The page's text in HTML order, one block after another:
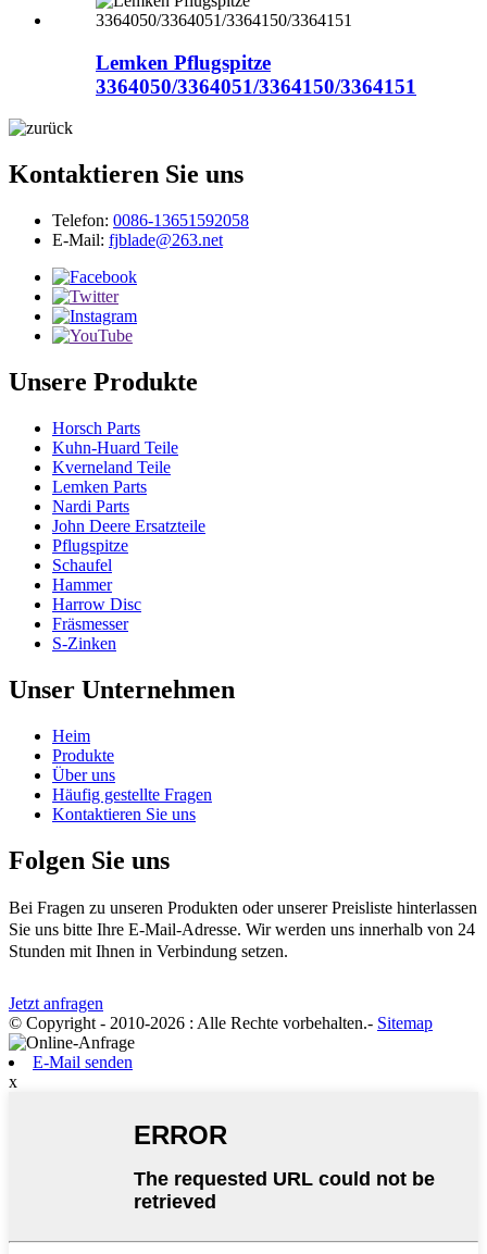
Lemken Pflugspitze
3364050/3364051/3364150/3364151
Kontaktieren Sie uns
Telefon: 0086-13651592058
E-Mail: fjblade@263.net
Unsere Produkte
Horsch Parts
Kuhn-Huard Teile
Kverneland Teile
Lemken Parts
Nardi Parts
John Deere Ersatzteile
Pflugspitze
Schaufel
Hammer
Harrow Disc
Fräsmesser
S-Zinken
Unser Unternehmen
Heim
Produkte
Über uns
Häufig gestellte Fragen
Kontaktieren Sie uns
Folgen Sie uns
Bei Fragen zu unseren Produkten oder unserer Preisliste hinterlassen
Sie uns bitte Ihre E-Mail-Adresse. Wir werden uns innerhalb von 24
Stunden mit Ihnen in Verbindung setzen.
Jetzt anfragen
© Copyright - 2010-2026 : Alle Rechte vorbehalten.- Sitemap
E-Mail senden
x